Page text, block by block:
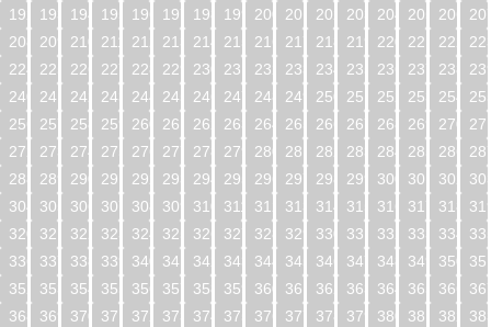
192
193 194 195 196 197 198 199 200 201 202 203 204 205 206
208
209 210 211 212 213 214 215 216 217 218 219 220 221 222
224
225 226 227 228 229 230 231 232 233 234 235 236 237 238
240
241 242 243 244 245 246 247 248 249 250 251 252 253 254
256
257 258 259 260 261 262 263 264 265 266 267 268 269 270
272
273 274 275 276 277 278 279 280 281 282 283 284 285 286
288
289 290 291 292 293 294 295 296 297 298 299 300 301 302
304
305 306 307 308 309 310 311 312 313 314 315 316 317 318
320
321 322 323 324 325 326 327 328 329 330 331 332 333 334
336
337 338 339 340 341 342 343 344 345 346 347 348 349 350
352
353 354 355 356 357 358 359 360 361 362 363 364 365 366
368
369 370 371 372 373 374 375 376 377 378 379 380 381 382